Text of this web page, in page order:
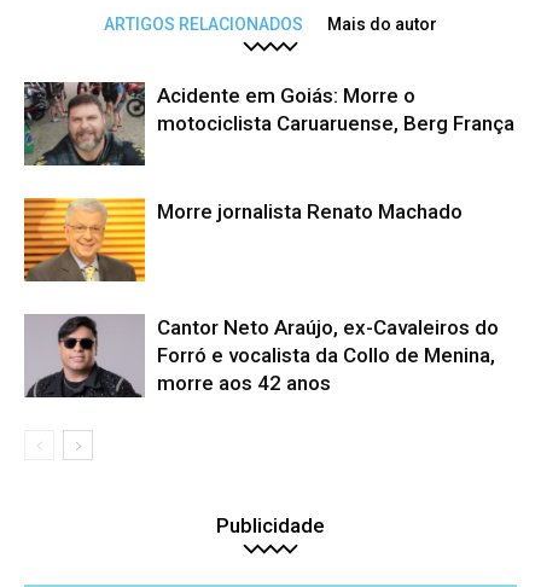
ARTIGOS RELACIONADOS Mais do autor
Acidente em Goiás: Morre o
motociclista Caruaruense, Berg França
Morre jornalista Renato Machado
Cantor Neto Araújo, ex-Cavaleiros do
Forró e vocalista da Collo de Menina,
morre aos 42 anos
Publicidade